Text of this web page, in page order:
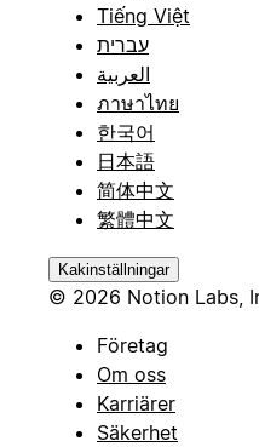
Tiếng Việt
עברית
العربية
ภาษาไทย
한국어
日本語
简体中文
繁體中文
Kakinställningar
© 2026 Notion Labs,
Företag
Om oss
Karriärer
Säkerhet